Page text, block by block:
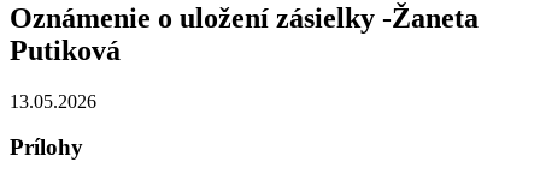
Oznámenie o uložení zásielky -Žaneta
Putiková
13.05.2026
Prílohy